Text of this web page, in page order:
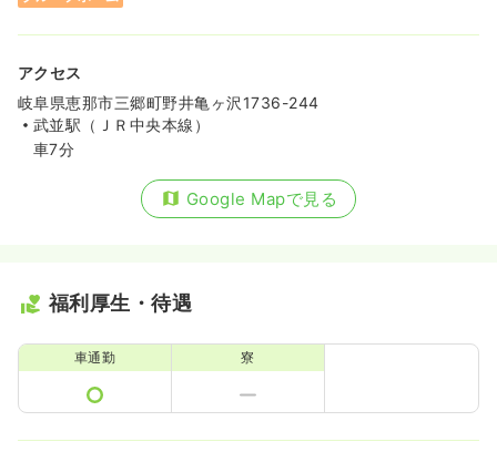
アクセス
岐阜県恵那市三郷町野井亀ヶ沢1736-244
武並駅（ＪＲ中央本線）
車7分
Google Mapで見る
福利厚生・待遇
車通勤 寮